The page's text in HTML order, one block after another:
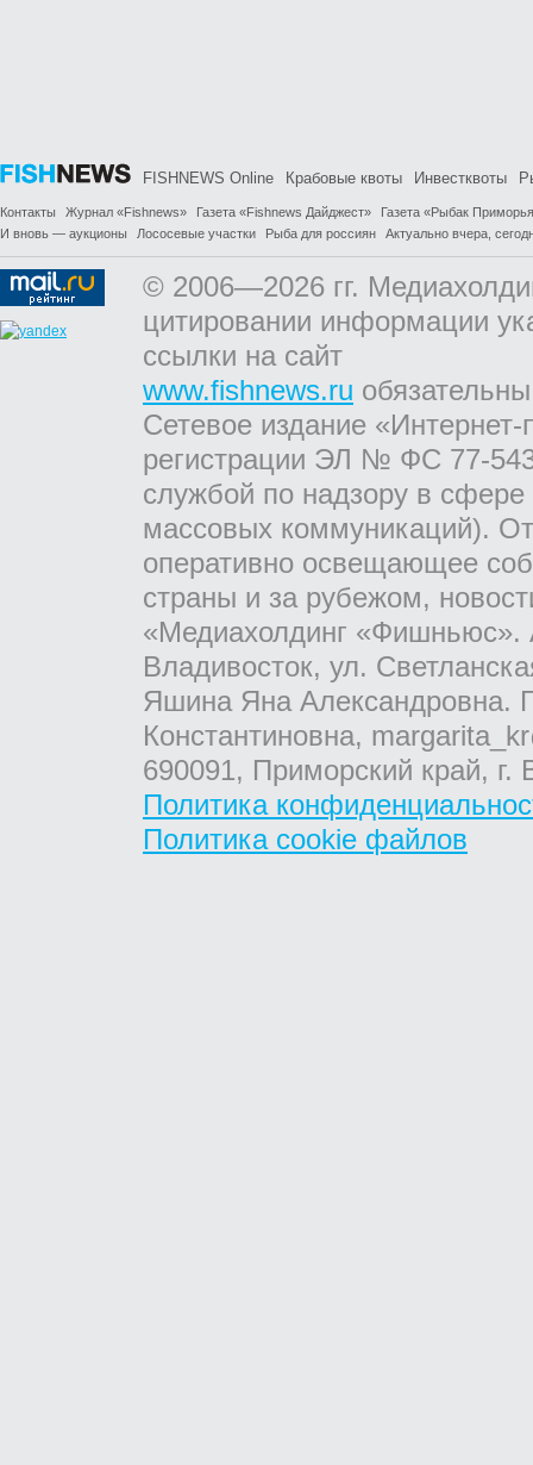
FISHNEWS Online Крабовые квоты Инвестквоты
Контакты Журнал «Fishnews» Газета «Fishnews Дайджест»
Газета «Рыбак
И вновь — аукционы
Лососевые участки Рыба для россиян Актуально вчера,
© 2006—2026 гг.
цитировании информации
ссылки на сайт
www.fishnews.ru
Сетевое издание
регистрации ЭЛ № ФС 77-
службой по надзору в
массовых коммуникаций).
оперативно освещающее
страны и за рубежом,
«Медиахолдинг «Фишньюс».
Владивосток, ул.
Яшина Яна Александровна.
Константиновна,
690091, Приморский край,
Политика
Политика cookie файлов